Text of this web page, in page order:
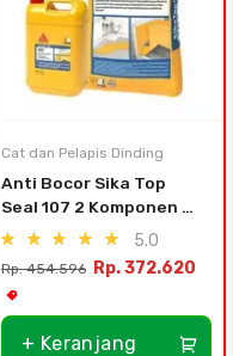
Cat dan Pelapis Dinding
Anti Bocor Sika Top
Seal 107 2 Komponen 25
KG (20 KG Semen +
5.0
Rp. 454.596 Rp. 372.620
+ Keranjang